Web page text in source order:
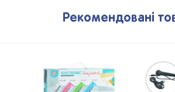
Рекомендовані